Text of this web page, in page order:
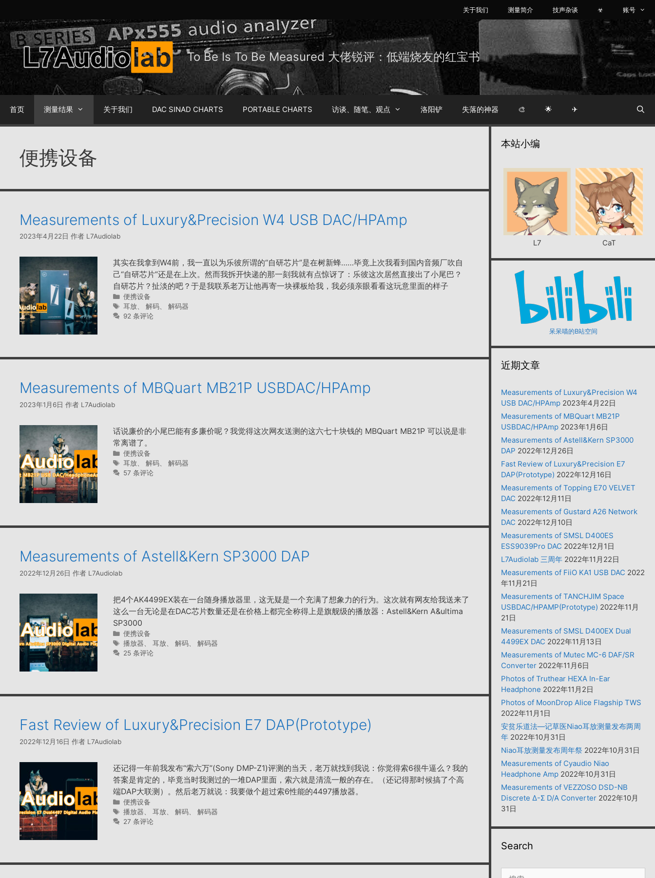
内
容
关于我们 测量简介 技声杂谈 ☣ 账号
To Be Is To Be Measured 大佬锐评：低端烧友的红宝书
首页 测量结果 关于我们 DAC SINAD CHARTS PORTABLE CHARTS 访谈、随笔、观点 洛阳铲 失落的神器 🎨 🌟 ✈
便携设备
Measurements of Luxury&Precision W4 USB DAC/HPAmp
2023年4月22日 作者 L7Audiolab
其实在我拿到W4前，我一直以为乐彼所谓的“自研芯片”是在树新蜂……毕竟上次我看到国内音频厂吹自
己“自研芯片”还是在上次。然而我拆开快递的那一刻我就有点惊讶了：乐彼这次居然直接出了小尾巴？
自研芯片？扯淡的吧？于是我联系老万让他再寄一块裸板给我，我必须亲眼看看这玩意里面的样子
分
类
便携设备
标
签
耳放、解码、解码器
92 条评论
Measurements of MBQuart MB21P USBDAC/HPAmp
2023年1月6日 作者 L7Audiolab
话说廉价的小尾巴能有多廉价呢？我觉得这次网友送测的这六七十块钱的 MBQuart MB21P 可以说是非
常离谱了。
分
类
便携设备
标
签
耳放 、解码 、解码器
57 条评论
Measurements of Astell&Kern SP3000 DAP
2022年12月26日 作者 L7Audiolab
把4个AK4499EX装在一台随身播放器里，这无疑是一个充满了想象力的行为。这次就有网友给我送来了
这么一台无论是在DAC芯片数量还是在价格上都完全称得上是旗舰级的播放器：Astell&Kern A&ultima
SP3000
分
类
便携设备
标
签
播放器 、耳放 、解码 、解码器
25 条评论
Fast Review of Luxury&Precision E7 DAP(Prototype)
2022年12月16日 作者 L7Audiolab
还记得一年前我发布“索六万”(Sony DMP-Z1)评测的当天，老万就找到我说：你觉得索6很牛逼么？我的
答案是肯定的，毕竟当时我测过的一堆DAP里面，索六就是清流一般的存在。（还记得那时候搞了个高
端DAP大联测）。然后老万就说：我要做个超过索6性能的4497播放器。
分
类
便携设备
标
签
播放器 、耳放 、解码 、解码器
27 条评论
本站小编
L7 CaT
呆呆喵的B站空间
近期文章
Measurements of Luxury&Precision W4
USB DAC/HPAmp 2023年4月22日
Measurements of MBQuart MB21P
USBDAC/HPAmp 2023年1月6日
Measurements of Astell&Kern SP3000
DAP 2022年12月26日
Fast Review of Luxury&Precision E7
DAP(Prototype) 2022年12月16日
Measurements of Topping E70 VELVET
DAC 2022年12月11日
Measurements of Gustard A26 Network
DAC 2022年12月10日
Measurements of SMSL D400ES
ESS9039Pro DAC 2022年12月1日
L7Audiolab 三周年 2022年11月22日
Measurements of FiiO KA1 USB DAC 2022
年11月21日
Measurements of TANCHJIM Space
USBDAC/HPAMP(Prototype) 2022年11月
21日
Measurements of SMSL D400EX Dual
4499EX DAC 2022年11月13日
Measurements of Mutec MC-6 DAF/SR
Converter 2022年11月6日
Photos of Truthear HEXA In-Ear
Headphone 2022年11月2日
Photos of MoonDrop Alice Flagship TWS
2022年11月1日
安贫乐道法—记草医Niao耳放测量发布两周
年 2022年10月31日
Niao耳放测量发布周年祭 2022年10月31日
Measurements of Cyaudio Niao
Headphone Amp 2022年10月31日
Measurements of VEZZOSO DSD-NB
Discrete Δ-Σ D/A Converter 2022年10月
31日
Search